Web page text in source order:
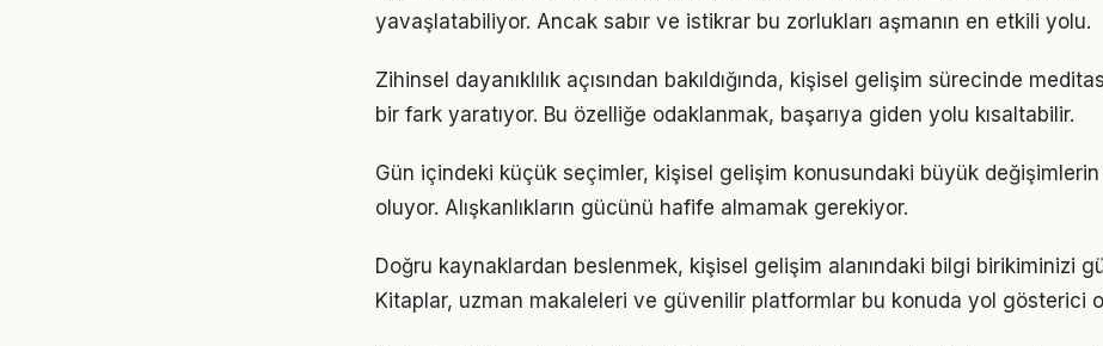
yavaşlatabiliyor. Ancak sabır ve istikrar bu zorlukları aşmanın en etkili yolu.
Zihinsel dayanıklılık açısından bakıldığında, kişisel gelişim sürecinde
bir fark yaratıyor. Bu özelliğe odaklanmak, başarıya giden yolu kısaltabilir.
Gün içindeki küçük seçimler, kişisel gelişim konusundaki büyük
oluyor. Alışkanlıkların gücünü hafife almamak gerekiyor.
Doğru kaynaklardan beslenmek, kişisel gelişim alanındaki bilgi birikiminizi
Kitaplar, uzman makaleleri ve güvenilir platformlar bu konuda yol gösterici